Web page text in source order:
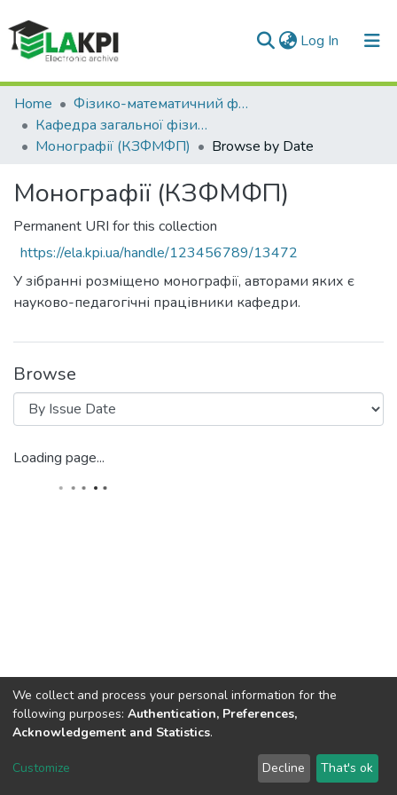
Log In (current)
Communities & Collections
All of DSpace
Home
Фізико-математичний факультет (ФМФ)
Кафедра загальної фізики та моделювання фізичних процесів (КЗФМФП)
Монографії (КЗФМФП)
Browse by Date
Монографії (КЗФМФП)
Permanent URI for this collection
https://ela.kpi.ua/handle/123456789/13472
У зібранні розміщено монографії, авторами яких є
науково-педагогічні працівники кафедри.
Browse
Loading page...
DSpace software copyright © 2002-2026 LYRASIS
Send Feedback
We collect and process your personal information for the
following purposes: Authentication, Preferences,
Acknowledgement and Statistics.
Customize Decline That's ok